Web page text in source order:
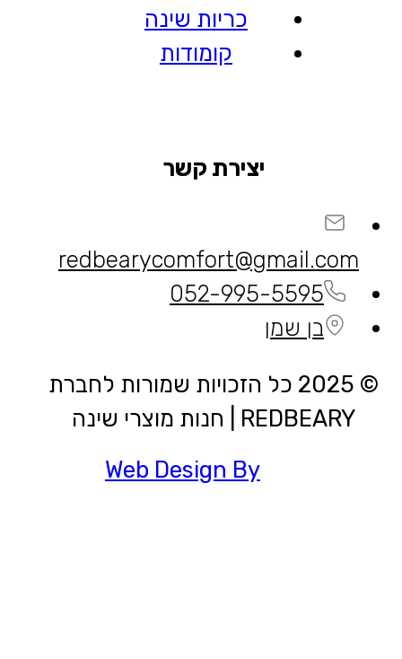
כריות שינה
קומודות
יצירת קשר
redbearycomfort@gmail.com
052-995-5595
בן שמן
© 2025 כל הזכויות שמורות לחברת
REDBEARY | חנות מוצרי שינה
Web Design By